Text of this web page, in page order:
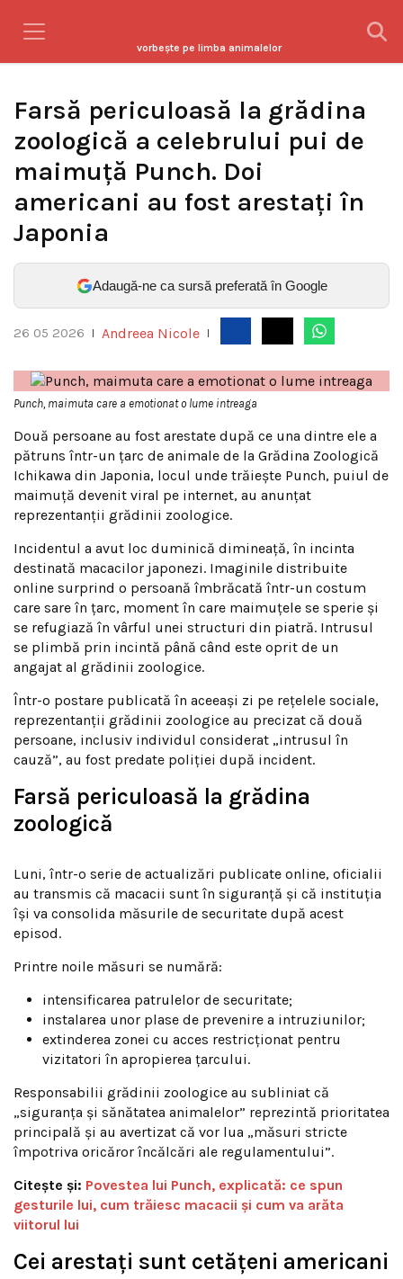
vorbeşte pe limba animalelor
Farsă periculoasă la grădina
zoologică a celebrului pui de
maimuță Punch. Doi
americani au fost arestați în
Japonia
Adaugă-ne ca sursă preferată în Google
26 05 2026 Andreea Nicole
Punch, maimuta care a emotionat o lume intreaga
Două persoane au fost arestate după ce una dintre ele a
pătruns într-un țarc de animale de la Grădina Zoologică
Ichikawa din Japonia, locul unde trăiește Punch, puiul de
maimuță devenit viral pe internet, au anunțat
reprezentanții grădinii zoologice.
Incidentul a avut loc duminică dimineață, în incinta
destinată macacilor japonezi. Imaginile distribuite
online surprind o persoană îmbrăcată într-un costum
care sare în țarc, moment în care maimuțele se sperie și
se refugiază în vârful unei structuri din piatră. Intrusul
se plimbă prin incintă până când este oprit de un
angajat al grădinii zoologice.
Într-o postare publicată în aceeași zi pe rețelele sociale,
reprezentanții grădinii zoologice au precizat că două
persoane, inclusiv individul considerat „intrusul în
cauză”, au fost predate poliției după incident.
Farsă periculoasă la grădina
zoologică
Luni, într-o serie de actualizări publicate online, oficialii
au transmis că macacii sunt în siguranță și că instituția
își va consolida măsurile de securitate după acest
episod.
Printre noile măsuri se numără:
intensificarea patrulelor de securitate;
instalarea unor plase de prevenire a intruziunilor;
extinderea zonei cu acces restricționat pentru
vizitatori în apropierea țarcului.
Responsabilii grădinii zoologice au subliniat că
„siguranța și sănătatea animalelor” reprezintă prioritatea
principală și au avertizat că vor lua „măsuri stricte
împotriva oricăror încălcări ale regulamentului”.
Citește și: Povestea lui Punch, explicată: ce spun
gesturile lui, cum trăiesc macacii și cum va arăta
viitorul lui
Cei arestați sunt cetățeni americani